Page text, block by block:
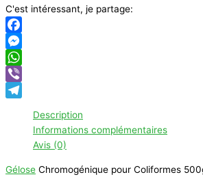
C'est intéressant, je partage:
Facebook
Messenger
WhatsApp
Viber
Description
Informations complémentaires
Avis (0)
Gélose Chromogénique pour Coliformes